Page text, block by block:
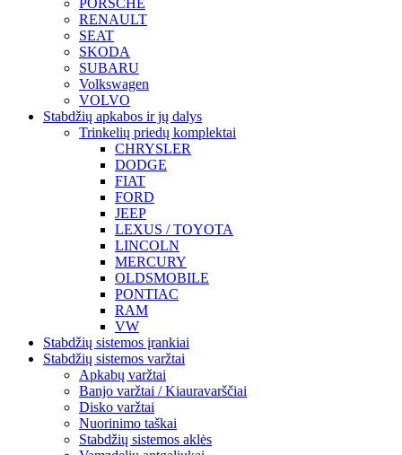
RENAULT
SEAT
SKODA
SUBARU
Volkswagen
VOLVO
Stabdžių apkabos ir jų dalys
Trinkelių priedų komplektai
CHRYSLER
DODGE
FIAT
FORD
JEEP
LEXUS / TOYOTA
LINCOLN
MERCURY
OLDSMOBILE
PONTIAC
RAM
VW
Stabdžių sistemos įrankiai
Stabdžių sistemos varžtai
Apkabų varžtai
Banjo varžtai / Kiauravarščiai
Disko varžtai
Nuorinimo taškai
Stabdžių sistemos aklės